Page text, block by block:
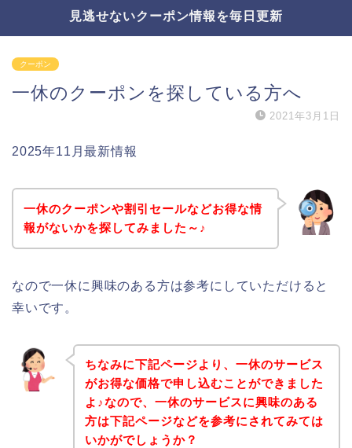
見逃せないクーポン情報を毎日更新
クーポン
一休のクーポンを探している方へ
2021年3月1日
2025年11月最新情報
一休のクーポンや割引セールなどお得な情
報がないかを探してみました～♪
なので一休に興味のある方は参考にしていただけると
幸いです。
ちなみに下記ページより、一休のサービス
がお得な価格で申し込むことができました
よ♪なので、一休のサービスに興味のある
方は下記ページなどを参考にされてみては
いかがでしょうか？